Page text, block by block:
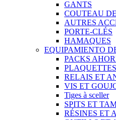
GANTS
COUTEAU
AUTRES
PORTE-CLÉS
HAMAQUES
EQUIPAMIENTO
PACKS
PLAQUETTES
RELAIS ET
VIS ET
Tiges à sceller
SPITS ET
RÉSINES ET